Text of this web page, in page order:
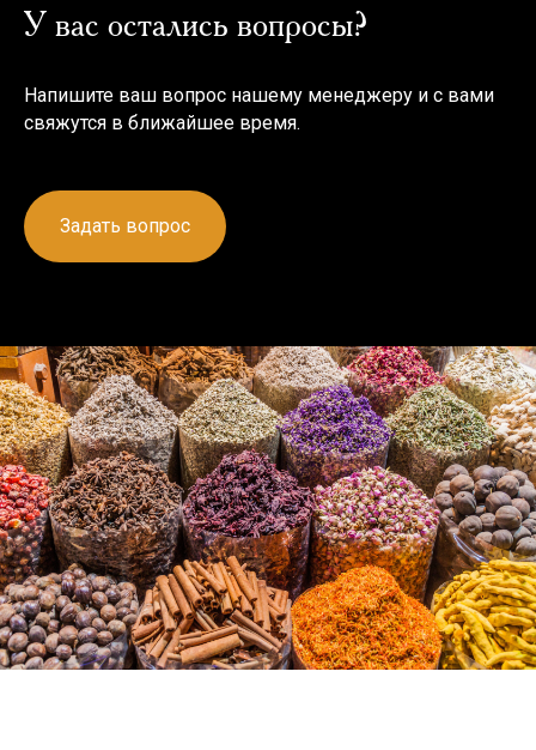
У вас остались вопросы?
Напишите ваш вопрос нашему менеджеру и с вами
свяжутся в ближайшее время.
Задать вопрос